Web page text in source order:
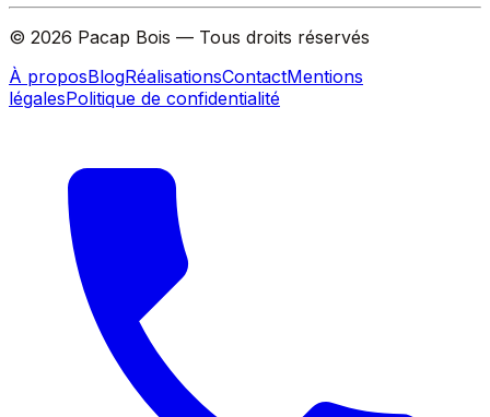
© 2026 Pacap Bois — Tous droits réservés
À proposBlogRéalisationsContactMentions
légalesPolitique de confidentialité